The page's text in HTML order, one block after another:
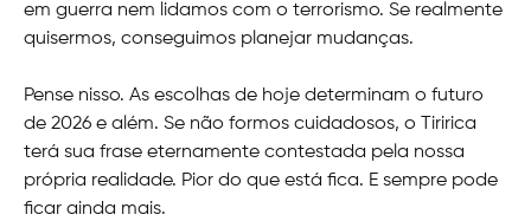
em guerra nem lidamos com o terrorismo. Se realmente
quisermos, conseguimos planejar mudanças.
Pense nisso. As escolhas de hoje determinam o futuro
de 2026 e além. Se não formos cuidadosos, o Tiririca
terá sua frase eternamente contestada pela nossa
própria realidade. Pior do que está fica. E sempre pode
ficar ainda mais.